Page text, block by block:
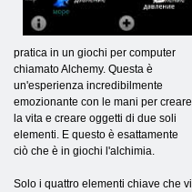
pratica in un giochi per computer
chiamato Alchemy. Questa è
un'esperienza incredibilmente
emozionante con le mani per creare
la vita e creare oggetti di due soli
elementi. E questo è esattamente
ciò che è in giochi l'alchimia.
Solo i quattro elementi chiave che vi